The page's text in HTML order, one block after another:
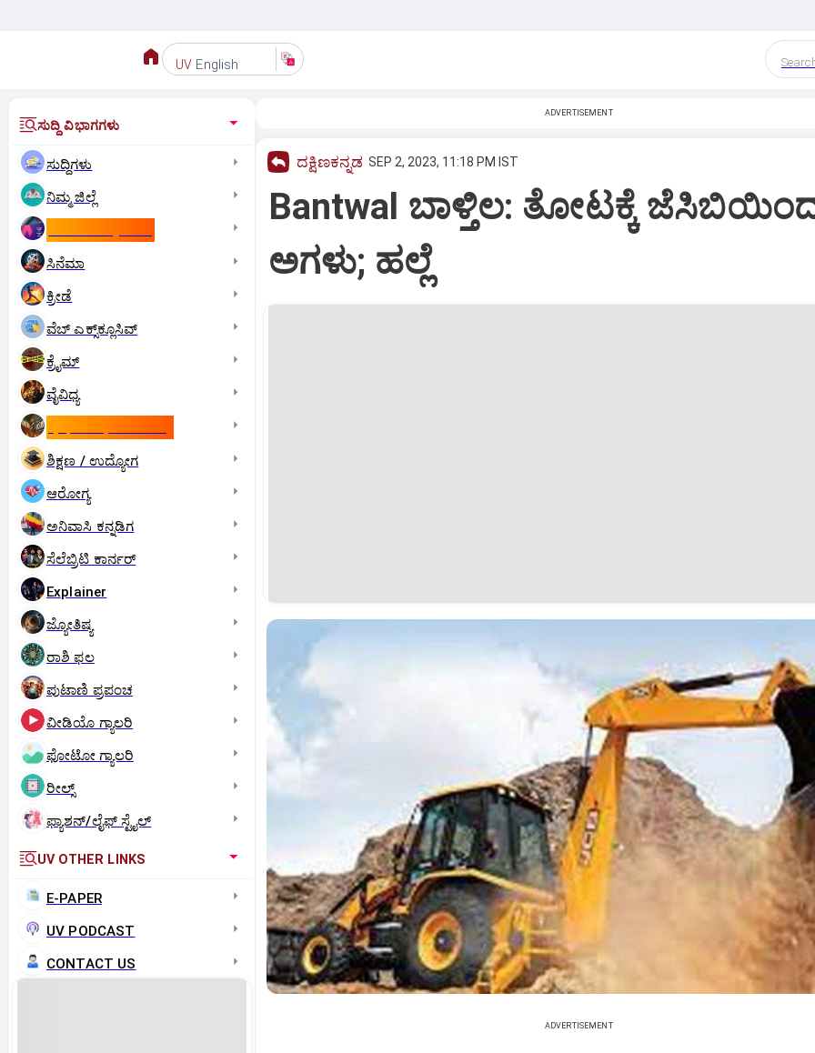
UV English
ಸುದ್ದಿ ವಿಭಾಗಗಳು
ಸುದ್ದಿಗಳು
ನಿಮ್ಮ ಜಿಲ್ಲೆ
ಸಿನೆಮಾ
ಕ್ರೀಡೆ
ವೆಬ್ ಎಕ್ಸ್‌ಕ್ಲೂಸಿವ್
ಕ್ರೈಮ್
ವೈವಿಧ್ಯ
ಶಿಕ್ಷಣ / ಉದ್ಯೋಗ
ಆರೋಗ್ಯ
ಅನಿವಾಸಿ ಕನ್ನಡಿಗ
ಸೆಲೆಬ್ರಿಟಿ ಕಾರ್ನರ್‌
Explainer
ಜ್ಯೋತಿಷ್ಯ
ರಾಶಿ ಫಲ
ಪುಟಾಣಿ ಪ್ರಪಂಚ
ವೀಡಿಯೊ ಗ್ಯಾಲರಿ
ಫೋಟೋ ಗ್ಯಾಲರಿ
ರೀಲ್ಸ್
ಫ್ಯಾಶನ್/ಲೈಫ್‌ ಸ್ಟೈಲ್
UV OTHER LINKS
E-PAPER
UV PODCAST
CONTACT US
ADVERTISEMENT
ದಕ್ಷಿಣಕನ್ನಡ SEP 2, 2023, 11:18 PM IST
Bantwal ಬಾಳ್ತಿಲ: ತೋಟಕ್ಕೆ
ಅಗಳು; ಹಲ್ಲೆ
ADVERTISEMENT